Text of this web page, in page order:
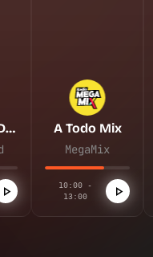
Criollazos De Felicidad A Todo Mix
MegaMix
10:00 -
13:00